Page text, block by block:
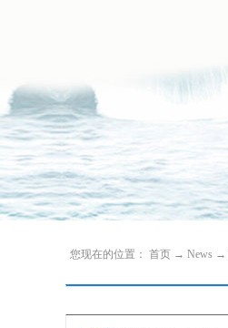
您现在的位置： 首页 → News →